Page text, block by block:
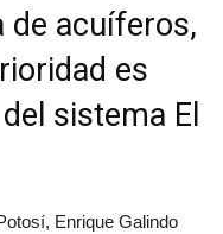
de acuíferos,
es
sistema El
Enrique Galindo